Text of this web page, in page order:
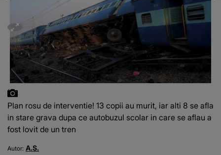
Plan rosu de interventie! 13 copii au murit, iar alti 8 se afla
in stare grava dupa ce autobuzul scolar in care se aflau a
fost lovit de un tren
Autor: A.S.